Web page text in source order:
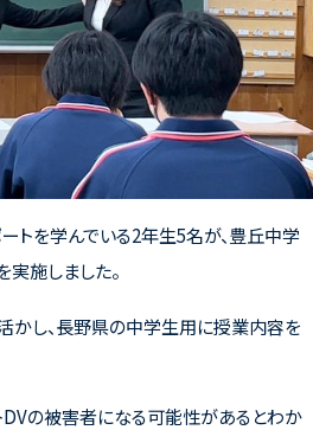
トを学んでいる2年生5名が、豊丘中学
施しました。
かし、長野県の中学生用に授業内容を
DVの被害者になる可能性があるとわか